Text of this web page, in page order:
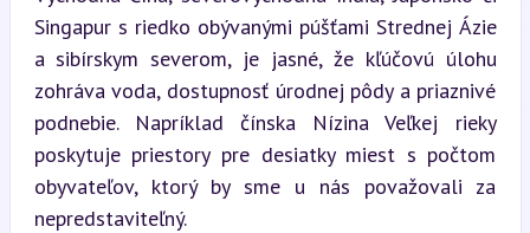
Singapur s riedko obývanými púšťami Strednej Ázie
a sibírskym severom, je jasné, že kľúčovú úlohu
zohráva voda, dostupnosť úrodnej pôdy a priaznivé
podnebie. Napríklad čínska Nízina Veľkej rieky
poskytuje priestory pre desiatky miest s počtom
obyvateľov, ktorý by sme u nás považovali za
nepredstaviteľný.